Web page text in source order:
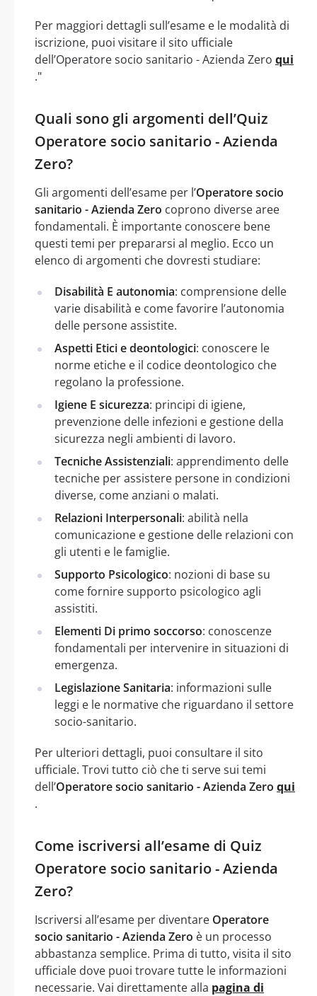
Per maggiori dettagli sull’esame e le modalità di
iscrizione, puoi visitare il sito ufficiale
dell’Operatore socio sanitario - Azienda Zero qui
."
Quali sono gli argomenti dell’Quiz
Operatore socio sanitario - Azienda
Zero?
Gli argomenti dell’esame per l’Operatore socio
sanitario - Azienda Zero coprono diverse aree
fondamentali. È importante conoscere bene
questi temi per prepararsi al meglio. Ecco un
elenco di argomenti che dovresti studiare:
Disabilità E autonomia: comprensione delle
varie disabilità e come favorire l’autonomia
delle persone assistite.
Aspetti Etici e deontologici: conoscere le
norme etiche e il codice deontologico che
regolano la professione.
Igiene E sicurezza: principi di igiene,
prevenzione delle infezioni e gestione della
sicurezza negli ambienti di lavoro.
Tecniche Assistenziali: apprendimento delle
tecniche per assistere persone in condizioni
diverse, come anziani o malati.
Relazioni Interpersonali: abilità nella
comunicazione e gestione delle relazioni con
gli utenti e le famiglie.
Supporto Psicologico: nozioni di base su
come fornire supporto psicologico agli
assistiti.
Elementi Di primo soccorso: conoscenze
fondamentali per intervenire in situazioni di
emergenza.
Legislazione Sanitaria: informazioni sulle
leggi e le normative che riguardano il settore
socio-sanitario.
Per ulteriori dettagli, puoi consultare il sito
ufficiale. Trovi tutto ciò che ti serve sui temi
dell’Operatore socio sanitario - Azienda Zero qui
.
Come iscriversi all’esame di Quiz
Operatore socio sanitario - Azienda
Zero?
Iscriversi all’esame per diventare Operatore
socio sanitario - Azienda Zero è un processo
abbastanza semplice. Prima di tutto, visita il sito
ufficiale dove puoi trovare tutte le informazioni
necessarie. Vai direttamente alla pagina di